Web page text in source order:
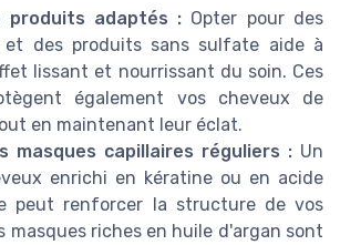
produits adaptés : Opter pour des
et des produits sans sulfate aide à
lissant et nourrissant du soin. Ces
également vos cheveux de
en maintenant leur éclat.
masques capillaires réguliers : Un
enrichi en kératine ou en acide
peut renforcer la structure de vos
masques riches en huile d'argan sont